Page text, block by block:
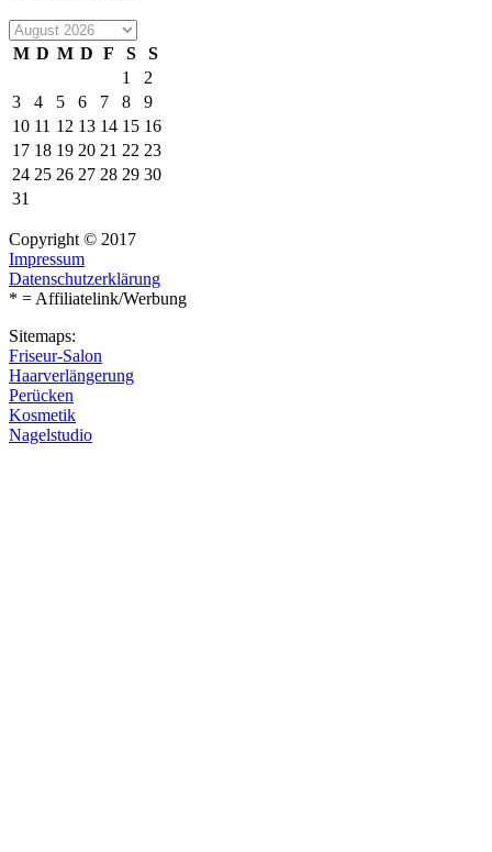
M D M D F S
S
1
2
3
4 5 6 7 8
9
10 11 12 13 14 15 16
17 18 19 20 21 22 23
24 25 26 27 28 29 30
31
Copyright © 2017
Impressum
Datenschutzerklärung
* = Affiliatelink/Werbung
Sitemaps:
Friseur-Salon
Haarverlängerung
Perücken
Kosmetik
Nagelstudio